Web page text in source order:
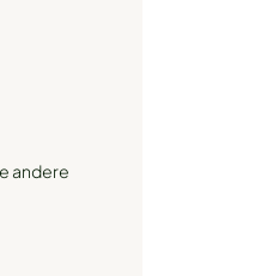
andere